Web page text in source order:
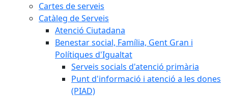
Cartes de serveis
Catàleg de Serveis
Atenció Ciutadana
Benestar social, Família, Gent Gran i
Polítiques d'Igualtat
Serveis socials d'atenció primària
Punt d'informació i atenció a les dones
(PIAD)